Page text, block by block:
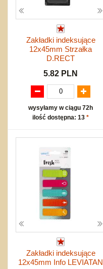
Zakładki indeksujące
12x45mm Strzałka
D.RECT
5.82 PLN
wysyłamy w ciągu 72h
ilość dostępna: 13 *
Zakładki indeksujące
12x45mm Info LEVIATAN